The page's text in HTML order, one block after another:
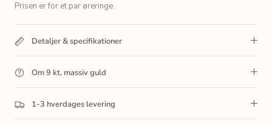
Prisen er for et par øreringe.
Detaljer & specifikationer
Om 9 kt. massiv guld
1-3 hverdages levering